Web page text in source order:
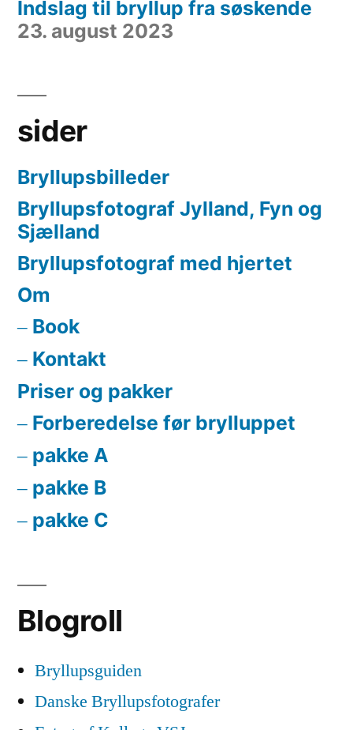
Indslag til bryllup fra søskende
23. august 2023
sider
Bryllupsbilleder
Bryllupsfotograf Jylland, Fyn og
Sjælland
Bryllupsfotograf med hjertet
Om
Book
Kontakt
Priser og pakker
Forberedelse før brylluppet
pakke A
pakke B
pakke C
Blogroll
Bryllupsguiden
Danske Bryllupsfotografer